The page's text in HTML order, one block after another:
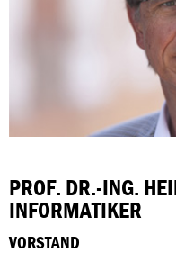
PROF. DR.-ING.
INFORMATIKER
VORSTAND